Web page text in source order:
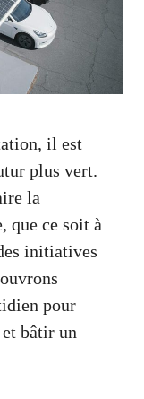
il est
plus vert.
la
que ce soit à
initiatives
pour
bâtir un